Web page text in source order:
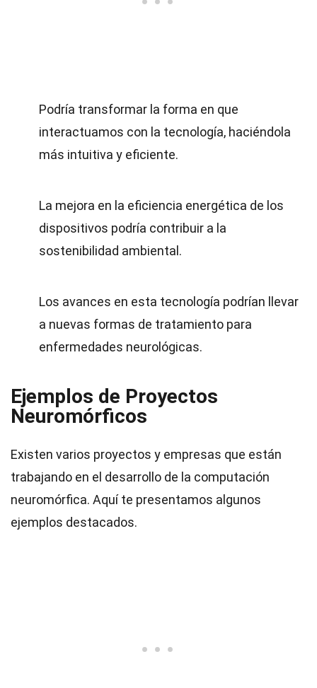
Podría transformar la forma en que
interactuamos con la tecnología, haciéndola
más intuitiva y eficiente.
La mejora en la eficiencia energética de los
dispositivos podría contribuir a la
sostenibilidad ambiental.
Los avances en esta tecnología podrían llevar
a nuevas formas de tratamiento para
enfermedades neurológicas.
Ejemplos de Proyectos
Neuromórficos
Existen varios proyectos y empresas que están
trabajando en el desarrollo de la computación
neuromórfica. Aquí te presentamos algunos
ejemplos destacados.